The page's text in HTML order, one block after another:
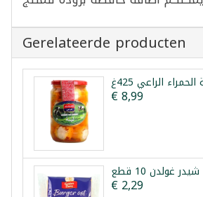
Gerelateerde producten
€ 8,99
غولدن 10 قطع
€ 2,29